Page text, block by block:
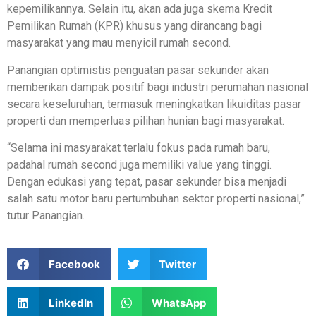
kepemilikannya. Selain itu, akan ada juga skema Kredit
Pemilikan Rumah (KPR) khusus yang dirancang bagi
masyarakat yang mau menyicil rumah second.
Panangian optimistis penguatan pasar sekunder akan
memberikan dampak positif bagi industri perumahan nasional
secara keseluruhan, termasuk meningkatkan likuiditas pasar
properti dan memperluas pilihan hunian bagi masyarakat.
“Selama ini masyarakat terlalu fokus pada rumah baru,
padahal rumah second juga memiliki value yang tinggi.
Dengan edukasi yang tepat, pasar sekunder bisa menjadi
salah satu motor baru pertumbuhan sektor properti nasional,”
tutur Panangian.
Facebook Twitter
LinkedIn WhatsApp